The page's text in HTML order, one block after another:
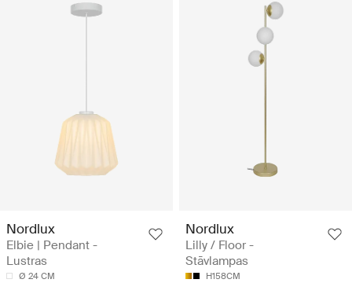
Nordlux
Elbie | Pendant -
Lustras
Ø 24 CM
Nordlux
Lilly / Floor -
Stāvlampas
H158CM